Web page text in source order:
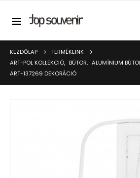
KEZDŐLAP
TERMÉKEINK
ART-POL KOLLEKCIÓ, BÚTOR, ALUMÍNIUM
ART-137269 DEKORÁCIÓ